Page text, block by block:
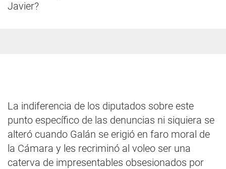
Javier?
La indiferencia de los diputados sobre este
punto específico de las denuncias ni siquiera se
alteró cuando Galán se erigió en faro moral de
la Cámara y les recriminó al voleo ser una
caterva de impresentables obsesionados por